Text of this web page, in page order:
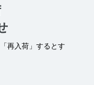
再入荷」するとす